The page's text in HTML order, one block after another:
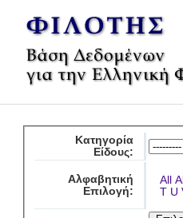
Κατηγορία
Είδους:
Αλφαβητική
Επιλογή:
All
T U